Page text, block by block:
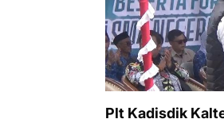
Plt Kadisdik